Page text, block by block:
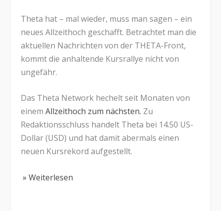
Theta hat – mal wieder, muss man sagen – ein
neues Allzeithoch geschafft. Betrachtet man die
aktuellen Nachrichten von der THETA-Front,
kommt die anhaltende Kursrallye nicht von
ungefähr.
Das Theta Network hechelt seit Monaten von
einem Allzeithoch zum nächsten. Zu
Redaktionsschluss handelt Theta bei 14.50 US-
Dollar (USD) und hat damit abermals einen
neuen Kursrekord aufgestellt.
» Weiterlesen